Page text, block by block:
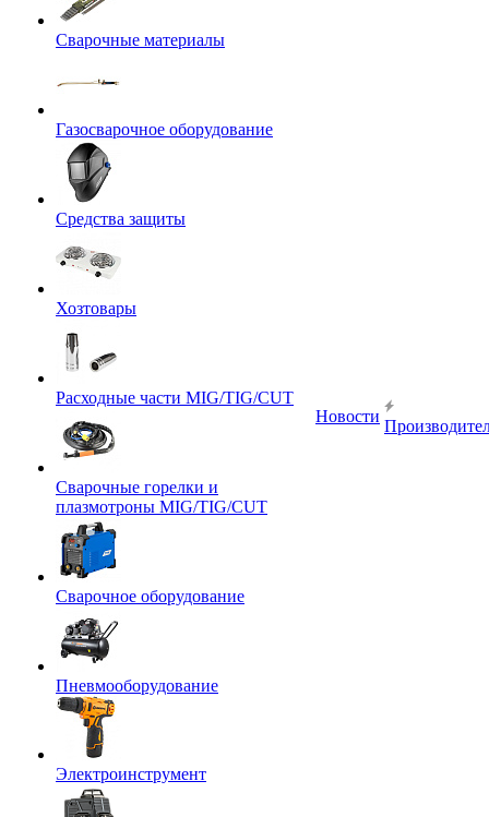
Сварочные материалы
Газосварочное оборудование
Средства защиты
Хозтовары
Расходные части MIG/TIG/CUT
Сварочные горелки и
плазмотроны MIG/TIG/CUT
Сварочное оборудование
Пневмооборудование
Электроинструмент
Новости